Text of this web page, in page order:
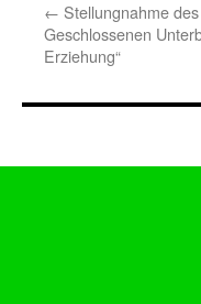
← Stellungnahme
Geschlossenen
Erziehung“